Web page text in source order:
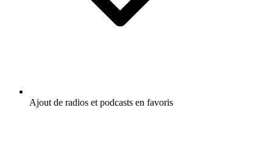
Ajout de radios et podcasts en favoris